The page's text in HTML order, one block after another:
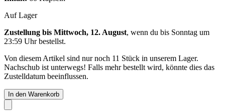
Auf Lager
Zustellung bis Mittwoch, 12. August, wenn du bis Sonntag um
23:59 Uhrbestellst.
Von diesem Artikel sind nur noch 11 Stück in unserem Lager.
Nachschub ist unterwegs! Falls mehr bestellt wird, könnte dies das
Zustelldatum beeinflussen.
In den Warenkorb